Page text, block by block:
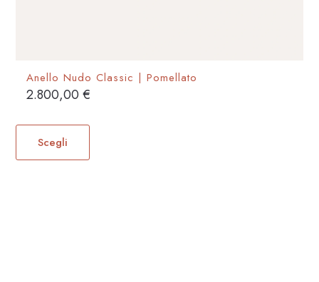
Anello Nudo Classic | Pomellato
2.800,00€
Scegli
Questo
ha